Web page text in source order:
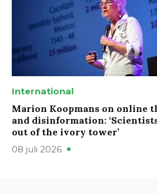
International
Marion Koopmans on online
and disinformation:
out of the ivory tower’
08 juli 2026